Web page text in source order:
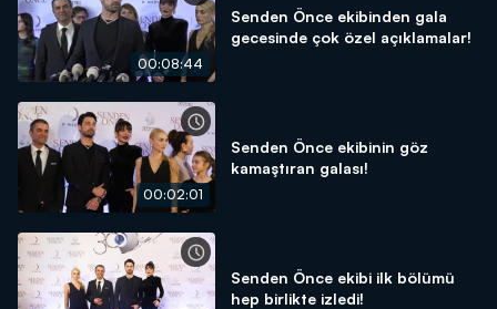
00:08:44
Senden Önce ekibinden gala
gecesinde çok özel açıklamalar!
00:02:01
Senden Önce ekibinin göz
kamaştıran galası!
Senden Önce ekibi ilk bölümü
hep birlikte izledi!